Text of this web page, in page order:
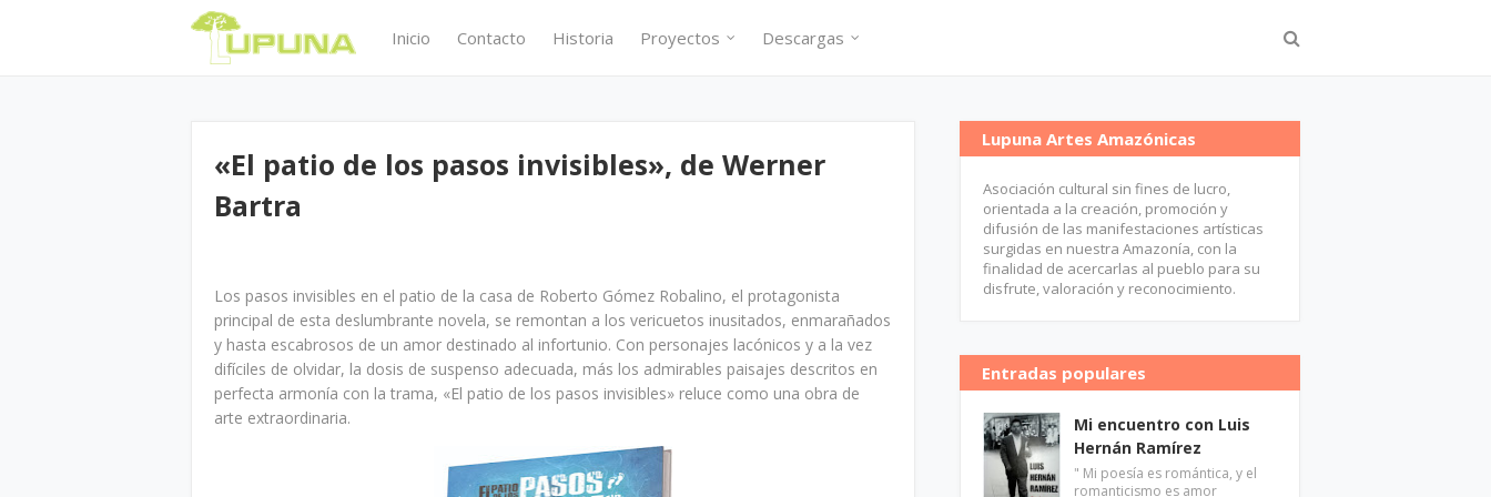
Inicio Contacto Historia Proyectos Descargas
«El patio de los pasos invisibles», de Werner
Bartra
Los pasos invisibles en el patio de la casa de Roberto Gómez Robalino, el protagonista
principal de esta deslumbrante novela, se remontan a los vericuetos inusitados, enmarañados
y hasta escabrosos de un amor destinado al infortunio. Con personajes lacónicos y a la vez
difíciles de olvidar, la dosis de suspenso adecuada, más los admirables paisajes descritos en
perfecta armonía con la trama, «El patio de los pasos invisibles» reluce como una obra de
arte extraordinaria.
Lupuna Artes Amazónicas
Asociación cultural sin fines de lucro,
orientada a la creación, promoción y
difusión de las manifestaciones artísticas
surgidas en nuestra Amazonía, con la
finalidad de acercarlas al pueblo para su
disfrute, valoración y reconocimiento.
Entradas populares
Mi encuentro con Luis
Hernán Ramírez
" Mi poesía es romántica, y el
romanticismo es amor